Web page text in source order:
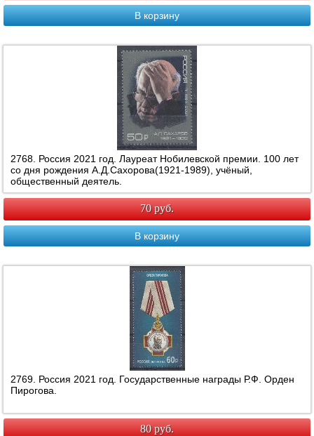
В корзину
2768. Россия 2021 год. Лауреат Нобилевской премии. 100 лет
со дня рождения А.Д.Сахорова(1921-1989), учёный,
общественный деятель.
70 руб.
В корзину
2769. Россия 2021 год. Государственные награды Р.Ф. Орден
Пирогова.
80 руб.